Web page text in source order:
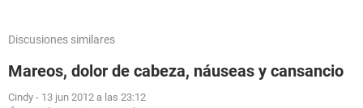
Discusiones similares
Mareos, dolor de cabeza, náuseas y cansancio
Cindy - 13 jun 2012 a las 23:12